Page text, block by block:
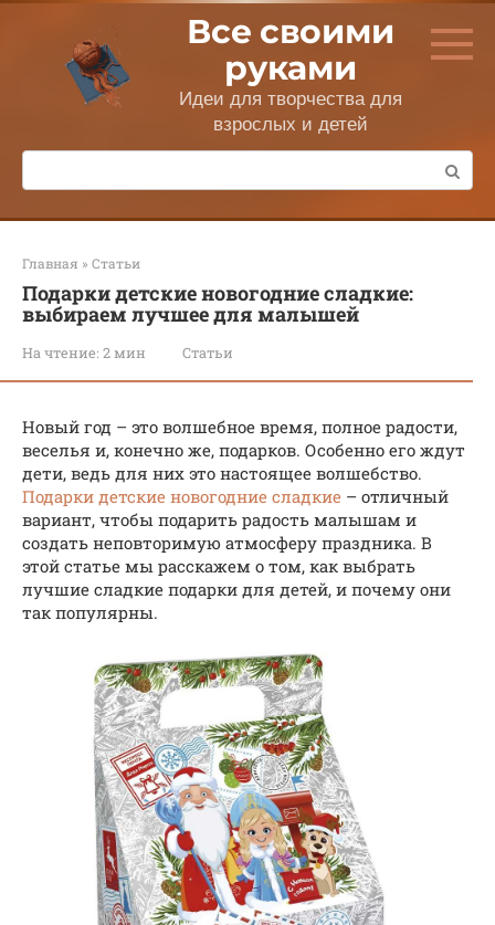
Перейти
контенту
Все своими
руками
Идеи для творчества для
взрослых и детей
Поиск:
Главная » Статьи
Подарки детские новогодние сладкие:
выбираем лучшее для малышей
На чтение: 2 мин Статьи
Новый год – это волшебное время, полное радости,
веселья и, конечно же, подарков. Особенно его ждут
дети, ведь для них это настоящее волшебство.
Подарки детские новогодние сладкие – отличный
вариант, чтобы подарить радость малышам и
создать неповторимую атмосферу праздника. В
этой статье мы расскажем о том, как выбрать
лучшие сладкие подарки для детей, и почему они
так популярны.